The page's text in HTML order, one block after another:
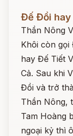
Đọc ngay
Đế Đồi hay
Thần Nông
Khôi còn
hay Đế Tiết
Cả. Sau khi
Đồi và trở
Thần Nông,
Tam Hoàng
ngoại kỷ thì